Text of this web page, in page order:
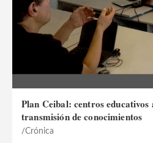
Plan Ceibal: centros
transmisión de conocimientos
Crónica